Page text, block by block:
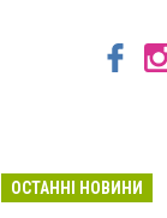
ОСТАННІ НОВИНИ